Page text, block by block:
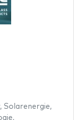
, Solarenergie,
,